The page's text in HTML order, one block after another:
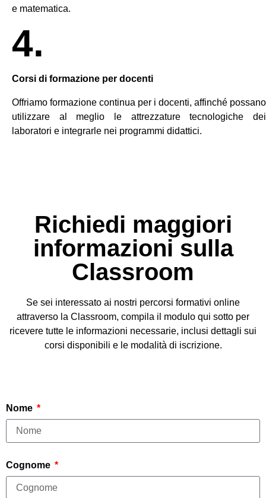
e matematica.
4.
Corsi di formazione per docenti
Offriamo formazione continua per i docenti, affinché possano
utilizzare al meglio le attrezzature tecnologiche dei
laboratori e integrarle nei programmi didattici.
Richiedi maggiori
informazioni sulla
Classroom
Se sei interessato ai nostri percorsi formativi online
attraverso la Classroom, compila il modulo qui sotto per
ricevere tutte le informazioni necessarie, inclusi dettagli sui
corsi disponibili e le modalità di iscrizione.
Nome
Cognome